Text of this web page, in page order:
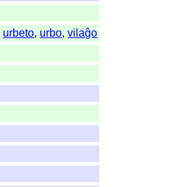
urbeto, urbo,vilaĝo